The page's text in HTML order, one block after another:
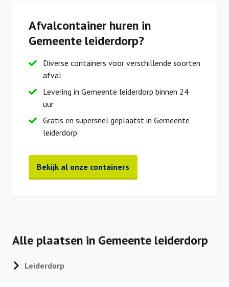
Afvalcontainer huren in
Gemeente leiderdorp?
Diverse containers voor verschillende soorten
afval
Levering in Gemeente leiderdorp binnen 24
uur
Gratis en supersnel geplaatst in Gemeente
leiderdorp
Bekijk al onze containers
Alle plaatsen in Gemeente leiderdorp
Leiderdorp